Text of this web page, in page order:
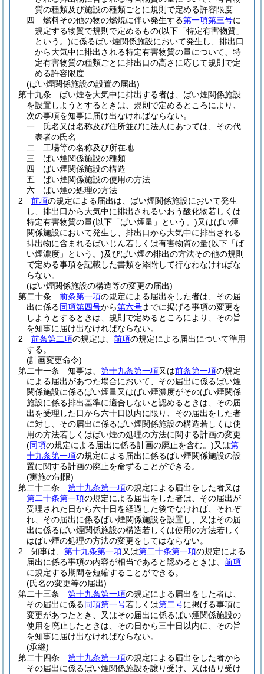
質の種類及び施設の種類ごとに規則で定める許容限度
四
燃料その他の物の燃焼に伴い発生する第一項第三号に
規定する物質で規則で定めるもの(以下「特定有害物質」
という。)に係るばい煙関係施設において発生し、排出口
から大気中に排出される特定有害物質の量について、特
定有害物質の種類ごとに排出口の高さに応じて規則で定
める許容限度
(ばい煙関係施設の設置の届出)
第十九条
ばい煙を大気中に排出する者は、ばい煙関係施設
を設置しようとするときは、規則で定めるところにより、
次の事項を知事に届け出なければならない。
一
氏名又は名称及び住所並びに法人にあつては、その代
表者の氏名
二
工場等の名称及び所在地
三
ばい煙関係施設の種類
四
ばい煙関係施設の構造
五
ばい煙関係施設の使用の方法
六
ばい煙の処理の方法
2
前項の規定による届出は、ばい煙関係施設において発生
し、排出口から大気中に排出されるいおう酸化物若しくは
特定有害物質の量(以下「ばい煙量」という。)又はばい煙
関係施設において発生し、排出口から大気中に排出される
排出物に含まれるばいじん若しくは有害物質の量(以下「ば
い煙濃度」という。)及びばい煙の排出の方法その他の規則
で定める事項を記載した書類を添附して行なわなければな
らない。
(ばい煙関係施設の構造等の変更の届出)
第二十条
前条第一項の規定による届出をした者は、その届
出に係る同項第四号から第六号までに掲げる事項の変更を
しようとするときは、規則で定めるところにより、その旨
を知事に届け出なければならない。
2
前条第二項の規定は、 前項の規定による届出について準用
する。
(計画変更命令)
第二十一条
知事は、 第十九条第一項又は前条第一項の規定
による届出があつた場合において、その届出に係るばい煙
関係施設に係るばい煙量又はばい煙濃度がそのばい煙関係
施設に係る排出基準に適合しないと認めるときは、その届
出を受理した日から六十日以内に限り、その届出をした者
に対し、その届出に係るばい煙関係施設の構造若しくは使
用の方法若しくはばい煙の処理の方法に関する計画の変更
(同項の規定による届出に係る計画の廃止を含む。)又は第
十九条第一項の規定による届出に係るばい煙関係施設の設
置に関する計画の廃止を命ずることができる。
(実施の制限)
第二十二条
第十九条第一項の規定による届出をした者又は
第二十条第一項の規定による届出をした者は、その届出が
受理された日から六十日を経過した後でなければ、それぞ
れ、その届出に係るばい煙関係施設を設置し、又はその届
出に係るばい煙関係施設の構造若しくは使用の方法若しく
はばい煙の処理の方法の変更をしてはならない。
2
知事は、 第十九条第一項又は第二十条第一項の規定による
届出に係る事項の内容が相当であると認めるときは、 前項
に規定する期間を短縮することができる。
(氏名の変更等の届出)
第二十三条
第十九条第一項の規定による届出をした者は、
その届出に係る同項第一号若しくは第二号に掲げる事項に
変更があつたとき、又はその届出に係るばい煙関係施設の
使用を廃止したときは、その日から三十日以内に、その旨
を知事に届け出なければならない。
(承継)
第二十四条
第十九条第一項の規定による届出をした者から
その届出に係るばい煙関係施設を譲り受け、又は借り受け